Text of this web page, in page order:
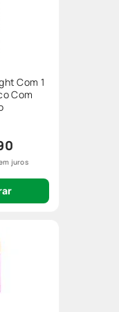
Com 1
Com
juros